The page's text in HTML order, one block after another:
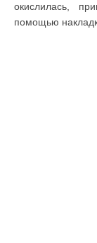
окислилась,
помощью